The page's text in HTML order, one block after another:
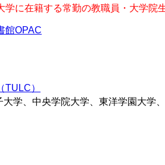
に在籍する常勤の教職員・大学院
館OPAC
）
学、中央学院大学、東洋学園大学